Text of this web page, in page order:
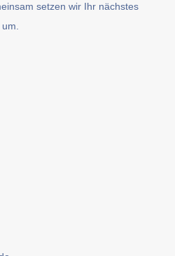
setzen wir Ihr nächstes